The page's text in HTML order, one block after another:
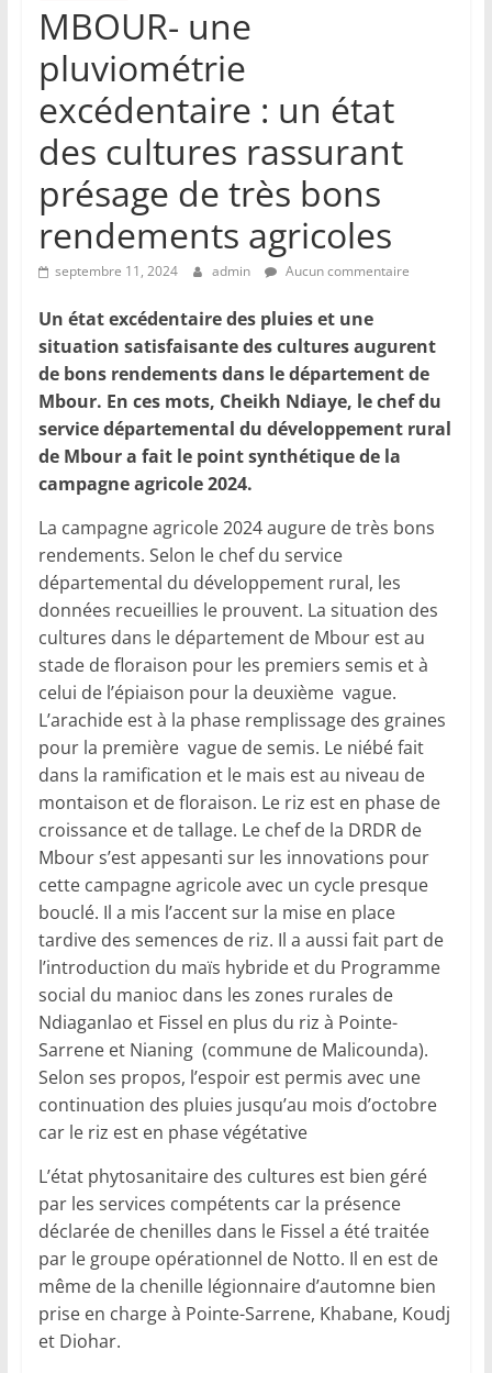
MBOUR- une
pluviométrie
excédentaire : un état
des cultures rassurant
présage de très bons
rendements agricoles
septembre 11, 2024 admin Aucun commentaire
Un état excédentaire des pluies et une
situation satisfaisante des cultures augurent
de bons rendements dans le département de
Mbour. En ces mots, Cheikh Ndiaye, le chef du
service départemental du développement rural
de Mbour a fait le point synthétique de la
campagne agricole 2024.
La campagne agricole 2024 augure de très bons
rendements. Selon le chef du service
départemental du développement rural, les
données recueillies le prouvent. La situation des
cultures dans le département de Mbour est au
stade de floraison pour les premiers semis et à
celui de l’épiaison pour la deuxième vague.
L’arachide est à la phase remplissage des graines
pour la première vague de semis. Le niébé fait
dans la ramification et le mais est au niveau de
montaison et de floraison. Le riz est en phase de
croissance et de tallage. Le chef de la DRDR de
Mbour s’est appesanti sur les innovations pour
cette campagne agricole avec un cycle presque
bouclé. Il a mis l’accent sur la mise en place
tardive des semences de riz. Il a aussi fait part de
l’introduction du maïs hybride et du Programme
social du manioc dans les zones rurales de
Ndiaganlao et Fissel en plus du riz à Pointe-
Sarrene et Nianing (commune de Malicounda).
Selon ses propos, l’espoir est permis avec une
continuation des pluies jusqu’au mois d’octobre
car le riz est en phase végétative
L’état phytosanitaire des cultures est bien géré
par les services compétents car la présence
déclarée de chenilles dans le Fissel a été traitée
par le groupe opérationnel de Notto. Il en est de
même de la chenille légionnaire d’automne bien
prise en charge à Pointe-Sarrene, Khabane, Koudj
et Diohar.